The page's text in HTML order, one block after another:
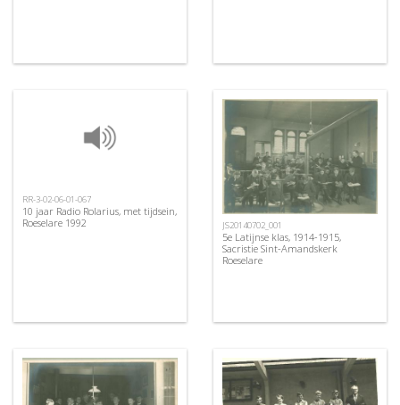
RR-3-02-06-01-067
10 jaar Radio Rolarius, met tijdsein,
Roeselare 1992
JS20140702_001
5e Latijnse klas, 1914-1915,
Sacristie Sint-Amandskerk
Roeselare